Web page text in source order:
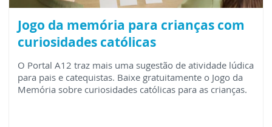
Jogo da memória para crianças com
curiosidades católicas
O Portal A12 traz mais uma sugestão de atividade lúdica
para pais e catequistas. Baixe gratuitamente o Jogo da
Memória sobre curiosidades católicas para as crianças.